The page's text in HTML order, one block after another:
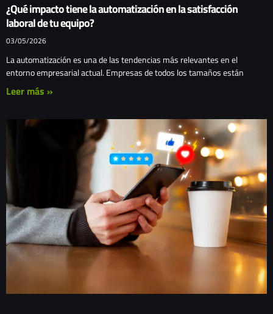
¿Qué impacto tiene la automatización en la satisfacción
laboral de tu equipo?
03/05/2026
La automatización es una de las tendencias más relevantes en el
entorno empresarial actual. Empresas de todos los tamaños están
Leer más »